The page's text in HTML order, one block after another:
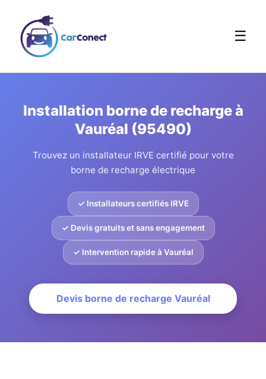
☰
Installation borne de recharge à
Vauréal (95490)
Trouvez un installateur IRVE certifié pour votre
borne de recharge électrique
✓ Installateurs certifiés IRVE
✓ Devis gratuits et sans engagement
✓ Intervention rapide à Vauréal
Devis borne de recharge Vauréal